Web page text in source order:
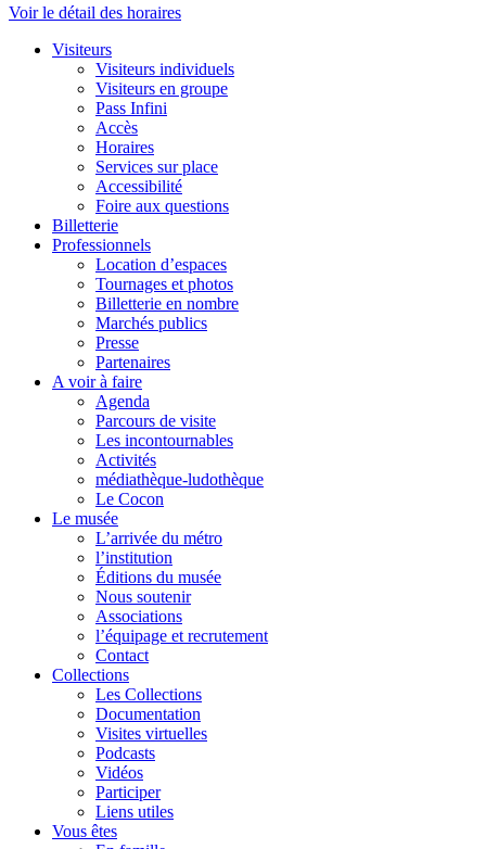
Voir le détail des horaires
Visiteurs
Visiteurs individuels
Visiteurs en groupe
Pass Infini
Accès
Horaires
Services sur place
Accessibilité
Foire aux questions
Billetterie
Professionnels
Location d’espaces
Tournages et photos
Billetterie en nombre
Marchés publics
Presse
Partenaires
A voir à faire
Agenda
Parcours de visite
Les incontournables
Activités
médiathèque-ludothèque
Le Cocon
Le musée
L’arrivée du métro
l’institution
Éditions du musée
Nous soutenir
Associations
l’équipage et recrutement
Contact
Collections
Les Collections
Documentation
Visites virtuelles
Podcasts
Vidéos
Participer
Liens utiles
Vous êtes